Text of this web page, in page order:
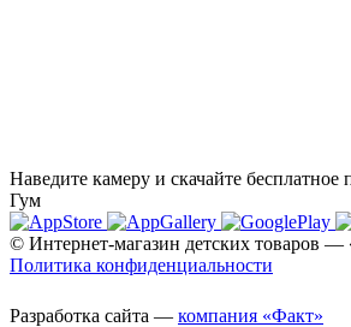
Наведите камеру и скачайте
Гум
© Интернет-магазин детских товаров —
Политика конфиденциальности
Разработка сайта — компания «Факт»